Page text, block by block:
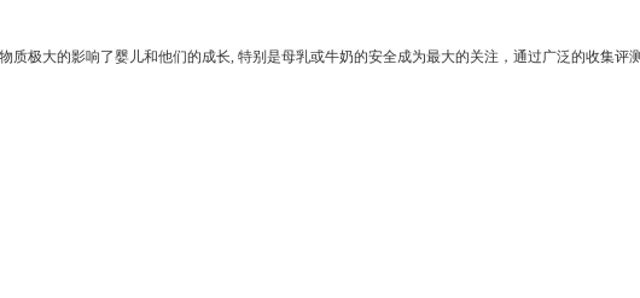
质极大的影响了婴儿和他们的成长, 特别是母乳或牛奶的安全成为最大的关注，通过广泛的收集评